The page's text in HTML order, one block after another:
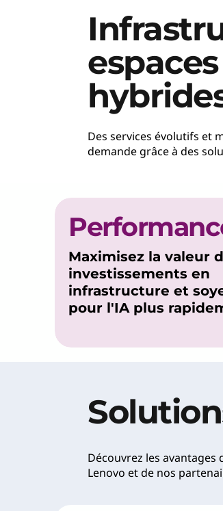
Des services évolutifs et
demande grâce à des
Maximisez la valeur
investissements en
infrastructure et
pour l'IA plus
Découvrez les
Lenovo et de nos